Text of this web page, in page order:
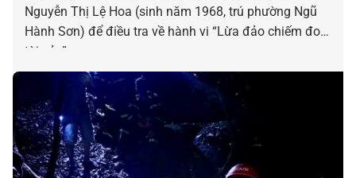
Nguyễn Thị Lệ Hoa (sinh năm 1968, trú phường Ngũ
Hành Sơn) để điều tra về hành vi “Lừa đảo chiếm đoạt
tài sản”.